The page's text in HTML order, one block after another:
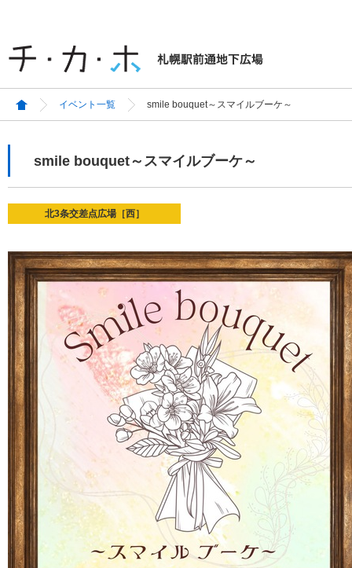
イベント一覧 smile bouquet～スマイルブーケ～
smile bouquet～スマイルブーケ～
北3条交差点広場［西］